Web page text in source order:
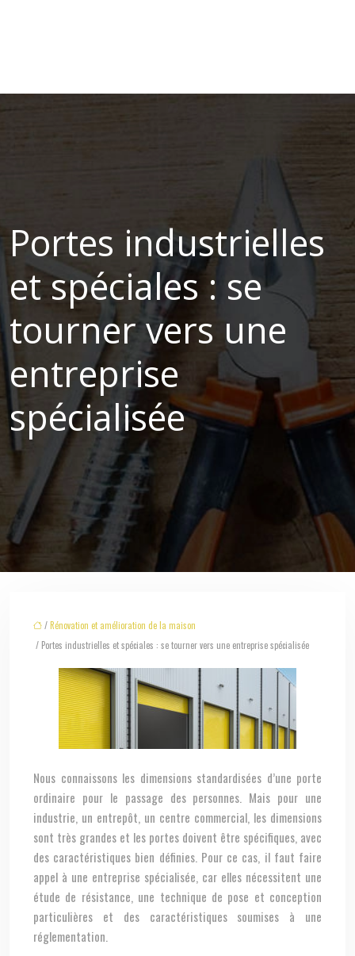
Portes industrielles
et spéciales : se
tourner vers une
entreprise
spécialisée
/Rénovation et amélioration de la maison
/ Portes industrielles et spéciales : se tourner vers une entreprise spécialisée
Nous connaissons les dimensions standardisées d’une porte
ordinaire pour le passage des personnes. Mais pour une
industrie, un entrepôt, un centre commercial, les dimensions
sont très grandes et les portes doivent être spécifiques, avec
des caractéristiques bien définies. Pour ce cas, il faut faire
appel à une entreprise spécialisée, car elles nécessitent une
étude de résistance, une technique de pose et conception
particulières et des caractéristiques soumises à une
réglementation.